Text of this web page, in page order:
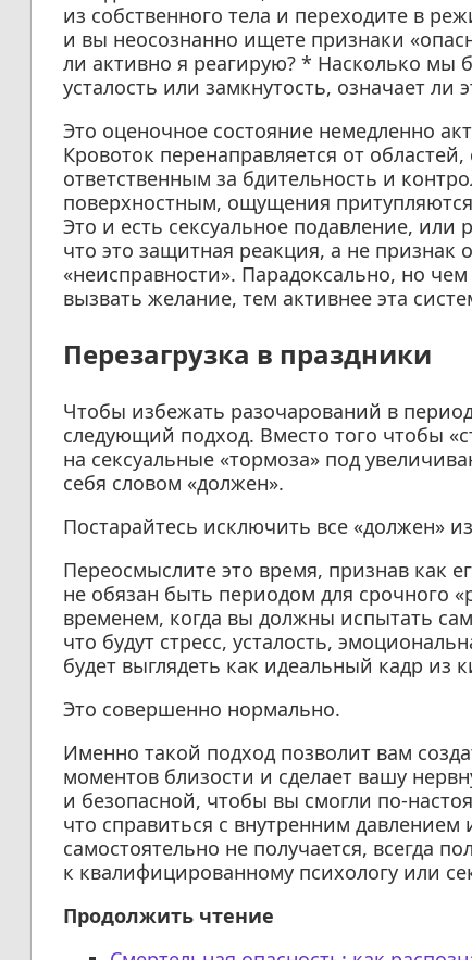
из собственного тела и переходите в
и вы неосознанно ищете признаки
ли активно я реагирую? * Насколько мы
усталость или замкнутость, означает ли
Это оценочное состояние немедленно
Кровоток перенаправляется от
ответственным за бдительность и
поверхностным, ощущения
Это и есть сексуальное подавление,
что это защитная реакция, а не признак
«неисправности». Парадоксально, но
вызвать желание, тем активнее эта
Перезагрузка в праздники
Чтобы избежать разочарований в
следующий подход. Вместо того чтобы
на сексуальные «тормоза» под
себя словом «должен».
Постарайтесь исключить все «должен»
Переосмыслите это время, признав как
не обязан быть периодом для срочного
временем, когда вы должны испытать
что будут стресс, усталость,
будет выглядеть как идеальный кадр из
Это совершенно нормально.
Именно такой подход позволит вам
моментов близости и сделает вашу
и безопасной, чтобы вы смогли по-
что справиться с внутренним
самостоятельно не получается, всегда
к квалифицированному психологу или
Продолжить чтение